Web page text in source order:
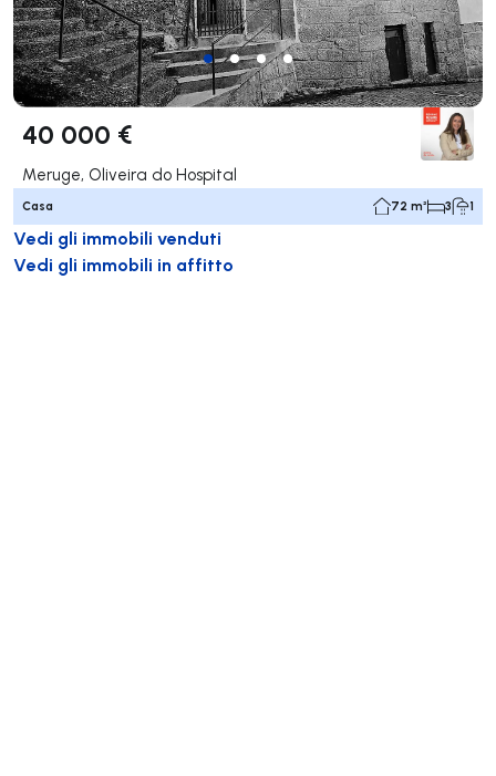
40 000 €
Meruge, Oliveira do Hospital
Casa 72 m² 3 1
Vedi gli immobili venduti
Vedi gli immobili in affitto